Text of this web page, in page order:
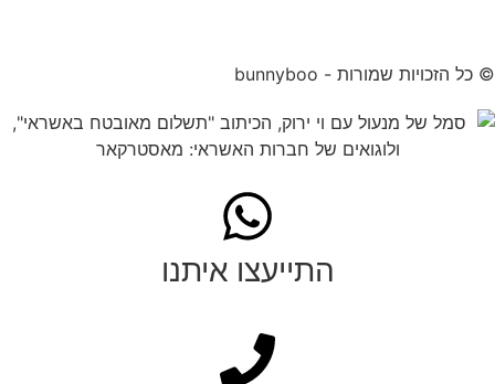
© כל הזכויות שמורות - bunnyboo
התייעצו איתנו